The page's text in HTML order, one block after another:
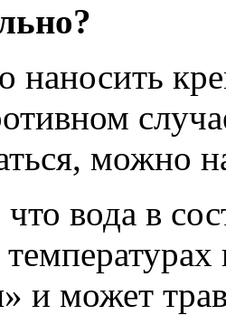
наносить
можно
вода в
и может